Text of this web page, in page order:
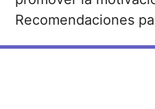
Recomendaciones